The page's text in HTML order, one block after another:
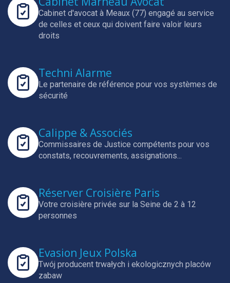
Cabinet d'avocat à Meaux (77) engagé au service
de celles et ceux qui doivent faire valoir leurs
droits
Techni Alarme
Le partenaire de référence pour vos systèmes de
sécurité
Calippe & Associés
Commissaires de Justice compétents pour vos
constats, recouvrements, assignations...
Réserver Croisière Paris
Votre croisière privée sur la Seine de 2 à 12
personnes
Evasion Jeux Polska
Twój producent trwałych i ekologicznych placów
zabaw